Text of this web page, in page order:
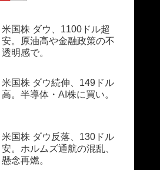
米国株 ダウ、1100ドル超
安。原油高や金融政策の不
透明感で。
米国株 ダウ続伸、149ドル
高。半導体・AI株に買い。
米国株 ダウ反落、130ドル
安。ホルムズ通航の混乱、
懸念再燃。